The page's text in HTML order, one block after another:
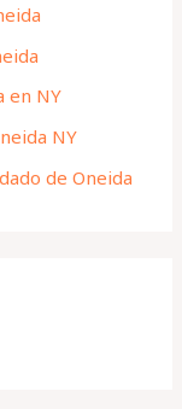
en NY
NY
de Oneida